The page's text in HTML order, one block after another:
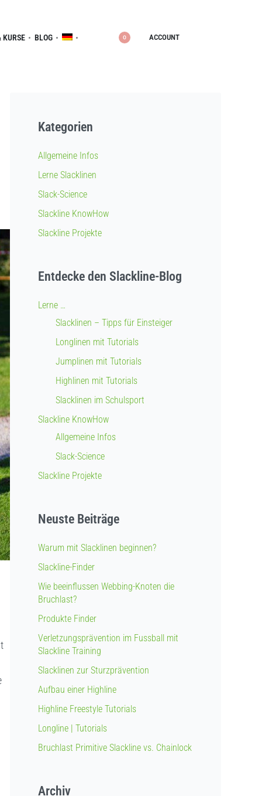
KURSE BLOG 0 ACCOUNT
Kategorien
Allgemeine Infos
Lerne Slacklinen
Slack-Science
Slackline KnowHow
Slackline Projekte
Entdecke den Slackline-Blog
Lerne …
Slacklinen – Tipps für Einsteiger
Longlinen mit Tutorials
Jumplinen mit Tutorials
Highlinen mit Tutorials
Slacklinen im Schulsport
Slackline KnowHow
Allgemeine Infos
Slack-Science
Slackline Projekte
Neuste Beiträge
Warum mit Slacklinen beginnen?
Slackline-Finder
Wie beeinflussen Webbing-Knoten die
Bruchlast?
Produkte Finder
Verletzungsprävention im Fussball mit
Slackline Training
Slacklinen zur Sturzprävention
Aufbau einer Highline
Highline Freestyle Tutorials
Longline | Tutorials
Bruchlast Primitive Slackline vs. Chainlock
Archiv